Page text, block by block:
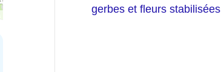
gerbes et fleurs stabilisées